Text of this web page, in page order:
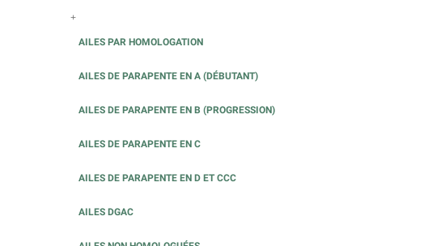
+
AILES PAR HOMOLOGATION
AILES DE PARAPENTE EN A (DÉBUTANT)
AILES DE PARAPENTE EN B (PROGRESSION)
AILES DE PARAPENTE EN C
AILES DE PARAPENTE EN D ET CCC
AILES DGAC